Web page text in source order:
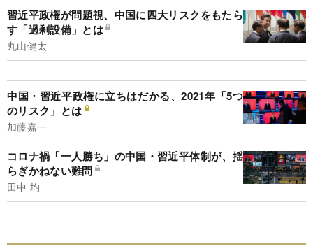
習近平政権が問題視、中国に四大リスクをもたら
す「過剰設備」とは
丸山健太
中国・習近平政権に立ちはだかる、2021年「5つ
のリスク」とは
加藤嘉一
コロナ禍「一人勝ち」の中国・習近平体制が、揺
らぎかねない難問
田中 均